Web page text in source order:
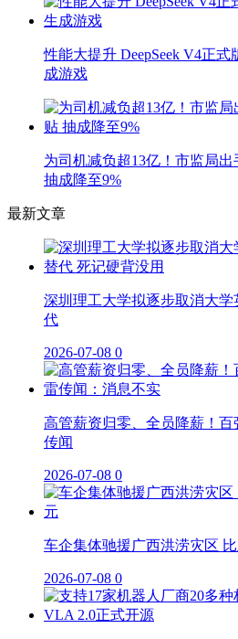
性能大提升 DeepSeek V4正
成游戏
为司机减负超13亿！市监局
抽成降至9%
最新文章
深圳理工大学拟逐步取消大
代
2026-07-08 0
高管薪资归零、全员降薪！
传闻
2026-07-08 0
车企集体驰援广西洪涝灾区
2026-07-08 0